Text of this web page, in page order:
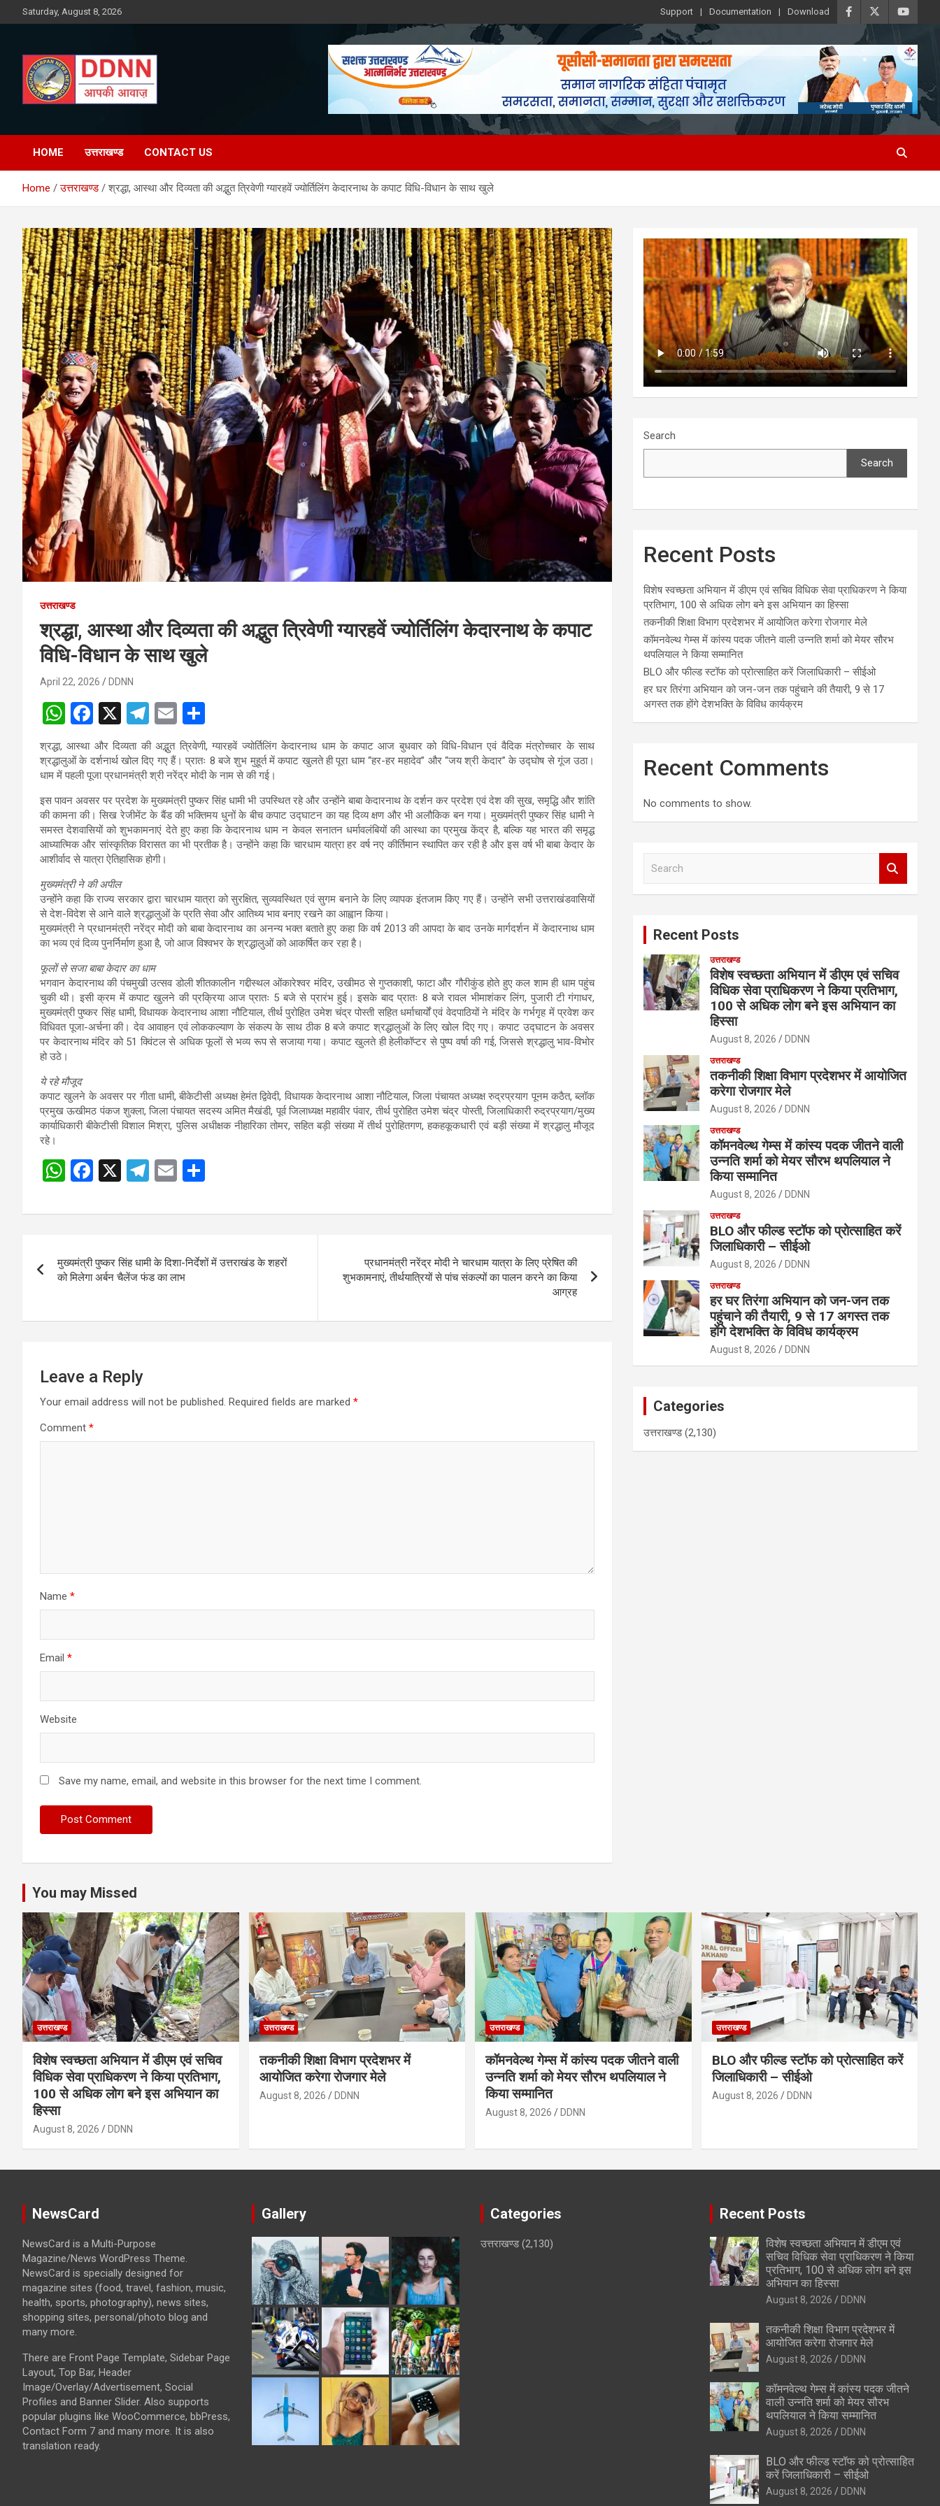
to
Saturday, August 8, 2026 Support Documentation Download
HOME उत्तराखण्ड CONTACT US
Home उत्तराखण्ड श्रद्धा, आस्था और दिव्यता की अद्भुत त्रिवेणी ग्यारहवें ज्योर्तिलिंग केदारनाथ के कपाट विधि-विधान के साथ खुले
उत्तराखण्ड
श्रद्धा, आस्था और दिव्यता की अद्भुत त्रिवेणी ग्यारहवें ज्योर्तिलिंग केदारनाथ के कपाट
विधि-विधान के साथ खुले
April 22, 2026 DDNN
W
at
s
A
p
p
F
a
ce
b
o
o
k
X
T
el
e
gr
a
m
E
m
ail ar
e
श्रद्धा, आस्था और दिव्यता की अद्भुत त्रिवेणी, ग्यारहवें ज्योर्तिलिंग केदारनाथ धाम के कपाट आज बुधवार को विधि-विधान एवं वैदिक मंत्रोच्चार के साथ
श्रद्धालुओं के दर्शनार्थ खोल दिए गए हैं। प्रातः 8 बजे शुभ मुहूर्त में कपाट खुलते ही पूरा धाम “हर-हर महादेव” और “जय श्री केदार” के उद्घोष से गूंज उठा।
धाम में पहली पूजा प्रधानमंत्री श्री नरेंद्र मोदी के नाम से की गई।
इस पावन अवसर पर प्रदेश के मुख्यमंत्री पुष्कर सिंह धामी भी उपस्थित रहे और उन्होंने बाबा केदारनाथ के दर्शन कर प्रदेश एवं देश की सुख, समृद्धि और शांति
की कामना की। सिख रेजीमेंट के बैंड की भक्तिमय धुनों के बीच कपाट उद्घाटन का यह दिव्य क्षण और भी अलौकिक बन गया। मुख्यमंत्री पुष्कर सिंह धामी ने
समस्त देशवासियों को शुभकामनाएं देते हुए कहा कि केदारनाथ धाम न केवल सनातन धर्मावलंबियों की आस्था का प्रमुख केंद्र है, बल्कि यह भारत की समृद्ध
आध्यात्मिक और सांस्कृतिक विरासत का भी प्रतीक है। उन्होंने कहा कि चारधाम यात्रा हर वर्ष नए कीर्तिमान स्थापित कर रही है और इस वर्ष भी बाबा केदार के
आशीर्वाद से यात्रा ऐतिहासिक होगी।
मुख्यमंत्री ने की अपील
उन्होंने कहा कि राज्य सरकार द्वारा चारधाम यात्रा को सुरक्षित, सुव्यवस्थित एवं सुगम बनाने के लिए व्यापक इंतजाम किए गए हैं। उन्होंने सभी उत्तराखंडवासियों
से देश-विदेश से आने वाले श्रद्धालुओं के प्रति सेवा और आतिथ्य भाव बनाए रखने का आह्वान किया।
मुख्यमंत्री ने प्रधानमंत्री नरेंद्र मोदी को बाबा केदारनाथ का अनन्य भक्त बताते हुए कहा कि वर्ष 2013 की आपदा के बाद उनके मार्गदर्शन में केदारनाथ धाम
का भव्य एवं दिव्य पुनर्निर्माण हुआ है, जो आज विश्वभर के श्रद्धालुओं को आकर्षित कर रहा है।
फूलों से सजा बाबा केदार का धाम
भगवान केदारनाथ की पंचमुखी उत्सव डोली शीतकालीन गद्दीस्थल ओंकारेश्वर मंदिर, उखीमठ से गुप्तकाशी, फाटा और गौरीकुंड होते हुए कल शाम ही धाम पहुंच
चुकी थी। इसी क्रम में कपाट खुलने की प्रक्रिया आज प्रातः 5 बजे से प्रारंभ हुई। इसके बाद प्रातः 8 बजे रावल भीमाशंकर लिंग, पुजारी टी गंगाधर,
मुख्यमंत्री पुष्कर सिंह धामी, विधायक केदारनाथ आशा नौटियाल, तीर्थ पुरोहित उमेश चंद्र पोस्ती सहित धर्माचार्यों एवं वेदपाठियों ने मंदिर के गर्भगृह में प्रवेश कर
विधिवत पूजा-अर्चना की। देव आवाहन एवं लोककल्याण के संकल्प के साथ ठीक 8 बजे कपाट श्रद्धालुओं के लिए खोल दिए गए। कपाट उद्घाटन के अवसर
पर केदारनाथ मंदिर को 51 क्विंटल से अधिक फूलों से भव्य रूप से सजाया गया। कपाट खुलते ही हेलीकॉप्टर से पुष्प वर्षा की गई, जिससे श्रद्धालु भाव-विभोर
हो उठे।
ये रहे मौजूद
कपाट खुलने के अवसर पर गीता धामी, बीकेटीसी अध्यक्ष हेमंत द्विवेदी, विधायक केदारनाथ आशा नौटियाल, जिला पंचायत अध्यक्ष रुद्रप्रयाग पूनम कठैत, ब्लॉक
प्रमुख ऊखीमठ पंकज शुक्ला, जिला पंचायत सदस्य अमित मैखंडी, पूर्व जिलाध्यक्ष महावीर पंवार, तीर्थ पुरोहित उमेश चंद्र पोस्ती, जिलाधिकारी रुद्रप्रयाग/मुख्य
कार्याधिकारी बीकेटीसी विशाल मिश्रा, पुलिस अधीक्षक नीहारिका तोमर, सहित बड़ी संख्या में तीर्थ पुरोहितगण, हकहकूकधारी एवं बड़ी संख्या में श्रद्धालु मौजूद
रहे।
W
at
A
p
F
ce
o
o
X
T
e
a
m
E
ail ar
navigation
मुख्यमंत्री पुष्कर सिंह धामी के दिशा-निर्देशों में उत्तराखंड के शहरों
को मिलेगा अर्बन चैलेंज फंड का लाभ
प्रधानमंत्री नरेंद्र मोदी ने चारधाम यात्रा के लिए प्रेषित की
शुभकामनाएं, तीर्थयात्रियों से पांच संकल्पों का पालन करने का किया
आग्रह
Leave a Reply
Your email address will not be published. Required fields are marked *
Comment *
Name *
Email *
Website
Save my name, email, and website in this browser for the next time I comment.
Search
Search
Recent Posts
विशेष स्वच्छता अभियान में डीएम एवं सचिव विधिक सेवा प्राधिकरण ने किया
प्रतिभाग, 100 से अधिक लोग बने इस अभियान का हिस्सा
तकनीकी शिक्षा विभाग प्रदेशभर में आयोजित करेगा रोजगार मेले
कॉमनवेल्थ गेम्स में कांस्य पदक जीतने वाली उन्नति शर्मा को मेयर सौरभ
थपलियाल ने किया सम्मानित
BLO और फील्ड स्टॉफ को प्रोत्साहित करें जिलाधिकारी – सीईओ
हर घर तिरंगा अभियान को जन-जन तक पहुंचाने की तैयारी, 9 से 17
अगस्त तक होंगे देशभक्ति के विविध कार्यक्रम
Recent Comments
No comments to show.
Recent Posts
उत्तराखण्ड
विशेष स्वच्छता अभियान में डीएम एवं सचिव
विधिक सेवा प्राधिकरण ने किया प्रतिभाग,
100 से अधिक लोग बने इस अभियान का
हिस्सा
August 8, 2026 DDNN
उत्तराखण्ड
तकनीकी शिक्षा विभाग प्रदेशभर में आयोजित
करेगा रोजगार मेले
August 8, 2026 DDNN
उत्तराखण्ड
कॉमनवेल्थ गेम्स में कांस्य पदक जीतने वाली
उन्नति शर्मा को मेयर सौरभ थपलियाल ने
किया सम्मानित
August 8, 2026 DDNN
उत्तराखण्ड
BLO और फील्ड स्टॉफ को प्रोत्साहित करें
जिलाधिकारी – सीईओ
August 8, 2026 DDNN
उत्तराखण्ड
हर घर तिरंगा अभियान को जन-जन तक
पहुंचाने की तैयारी, 9 से 17 अगस्त तक
होंगे देशभक्ति के विविध कार्यक्रम
August 8, 2026 DDNN
Categories
उत्तराखण्ड(2,130)
You may Missed
उत्तराखण्ड
विशेष स्वच्छता अभियान में डीएम एवं सचिव
विधिक सेवा प्राधिकरण ने किया प्रतिभाग,
100 से अधिक लोग बने इस अभियान का
हिस्सा
August 8, 2026 DDNN
उत्तराखण्ड
तकनीकी शिक्षा विभाग प्रदेशभर में
आयोजित करेगा रोजगार मेले
August 8, 2026 DDNN
उत्तराखण्ड
कॉमनवेल्थ गेम्स में कांस्य पदक जीतने वाली
उन्नति शर्मा को मेयर सौरभ थपलियाल ने
किया सम्मानित
August 8, 2026 DDNN
उत्तराखण्ड
BLO और फील्ड स्टॉफ को प्रोत्साहित करें
जिलाधिकारी – सीईओ
August 8, 2026 DDNN
NewsCard
NewsCard is a Multi-Purpose
Magazine/News WordPress Theme.
NewsCard is specially designed for
magazine sites (food, travel, fashion, music,
health, sports, photography), news sites,
shopping sites, personal/photo blog and
many more.
There are Front Page Template, Sidebar Page
Layout, Top Bar, Header
Image/Overlay/Advertisement, Social
Profiles and Banner Slider. Also supports
popular plugins like WooCommerce, bbPress,
Contact Form 7 and many more. It is also
translation ready.
Gallery Categories
उत्तराखण्ड(2,130)
Recent Posts
विशेष स्वच्छता अभियान में डीएम एवं
सचिव विधिक सेवा प्राधिकरण ने किया
प्रतिभाग, 100 से अधिक लोग बने इस
अभियान का हिस्सा
August 8, 2026 DDNN
तकनीकी शिक्षा विभाग प्रदेशभर में
आयोजित करेगा रोजगार मेले
August 8, 2026 DDNN
कॉमनवेल्थ गेम्स में कांस्य पदक जीतने
वाली उन्नति शर्मा को मेयर सौरभ
थपलियाल ने किया सम्मानित
August 8, 2026 DDNN
BLO और फील्ड स्टॉफ को प्रोत्साहित
करें जिलाधिकारी – सीईओ
August 8, 2026 DDNN